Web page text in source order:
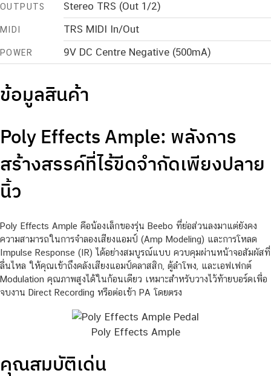
OUTPUTS Stereo TRS (Out 1/2)
MIDI TRS MIDI In/Out
POWER 9V DC Centre Negative (500mA)
ข้อมูลสินค้า
Poly Effects Ample: พลังการ
สร้างสรรค์ที่ไร้ขีดจำกัดเพียงปลาย
นิ้ว
Poly Effects Ample คือน้องเล็กของรุ่น Beebo ที่ย่อส่วนลงมาแต่ยังคง
ความสามารถในการจำลองเสียงแอมป์ (Amp Modeling) และการโหลด
Impulse Response (IR) ได้อย่างสมบูรณ์แบบ ควบคุมผ่านหน้าจอสัมผัสที่
ลื่นไหล ให้คุณเข้าถึงคลังเสียงแอมป์คลาสสิก, ตู้ลำโพง, และเอฟเฟกต์
Modulation คุณภาพสูงได้ในก้อนเดียว เหมาะสำหรับวางไว้ท้ายบอร์ดเพื่อ
จบงาน Direct Recording หรือต่อเข้า PA โดยตรง
Poly Effects Ample
คุณสมบัติเด่น